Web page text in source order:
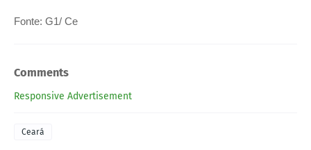
Fonte: G1/ Ce
Comments
Responsive Advertisement
Ceará